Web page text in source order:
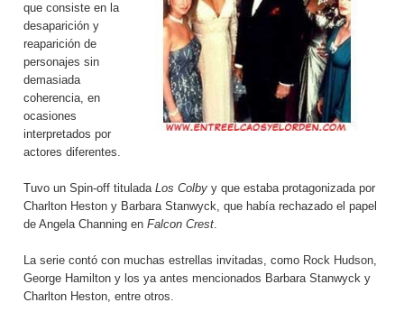
que consiste en la
desaparición y
reaparición de
personajes sin
demasiada
coherencia, en
ocasiones
interpretados por
actores diferentes.
Tuvo un Spin-off titulada Los Colby y que estaba protagonizada por
Charlton Heston y Barbara Stanwyck, que había rechazado el papel
de Angela Channing en Falcon Crest.
La serie contó con muchas estrellas invitadas, como Rock Hudson,
George Hamilton y los ya antes mencionados Barbara Stanwyck y
Charlton Heston, entre otros.